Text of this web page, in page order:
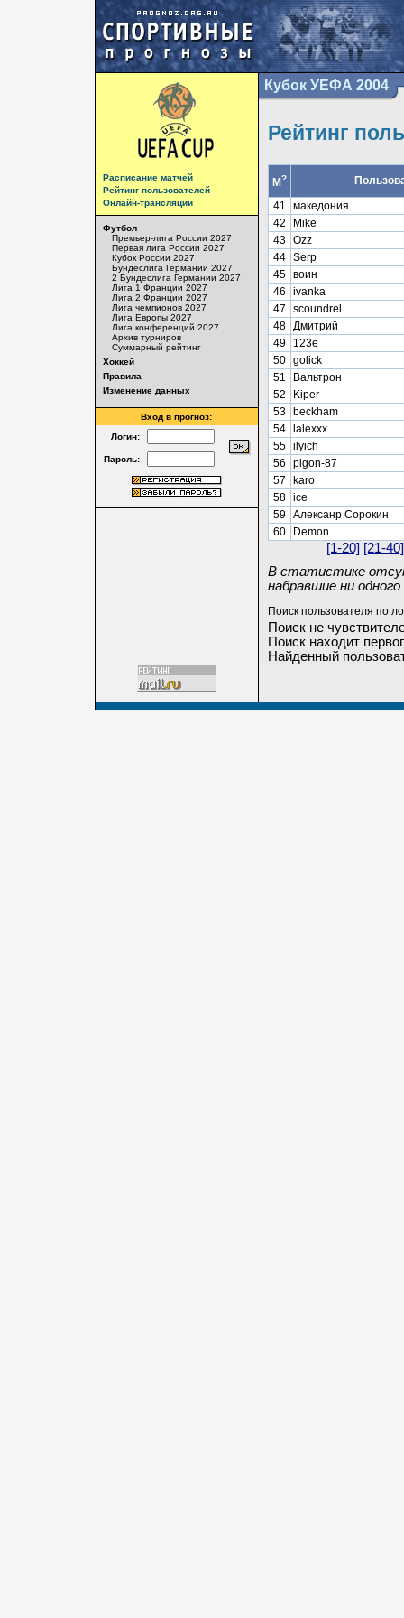
Расписание матчей
Рейтинг пользователей
Онлайн-трансляции
Футбол
Премьер-лига России 2027
Первая лига России 2027
Кубок России 2027
Бундеслига Германии 2027
2 Бундеслига Германии 2027
Лига 1 Франции 2027
Лига 2 Франции 2027
Лига чемпионов 2027
Лига Европы 2027
Лига конференций 2027
Архив турниров
Суммарный рейтинг
Хоккей
Правила
Изменение данных
Вход в прогноз:
Логин:
Пароль:
Кубок УЕФА 2004
Рейтинг
М?
41
македония
42
Mike
43 Ozz
44 Serp
45 воин
46
ivanka
47
scoundrel
48 Дмитрий
49
123e
50 golick
51
Вальтрон
52
Kiper
53
beckham
54
lalexxx
55 ilyich
56
pigon-87
57
karo
58 ice
59 Алексанр Сорокин
60
Demon
[1-20] [21-40]
В статистике
набравшие ни одного
Поиск пользователя по
Поиск не
Поиск находит
Найденный